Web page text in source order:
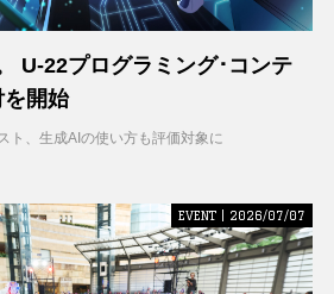
U-22プログラミング･コンテ
開始
ト、生成AIの使い方も評価対象に
EVENT | 2026/07/07